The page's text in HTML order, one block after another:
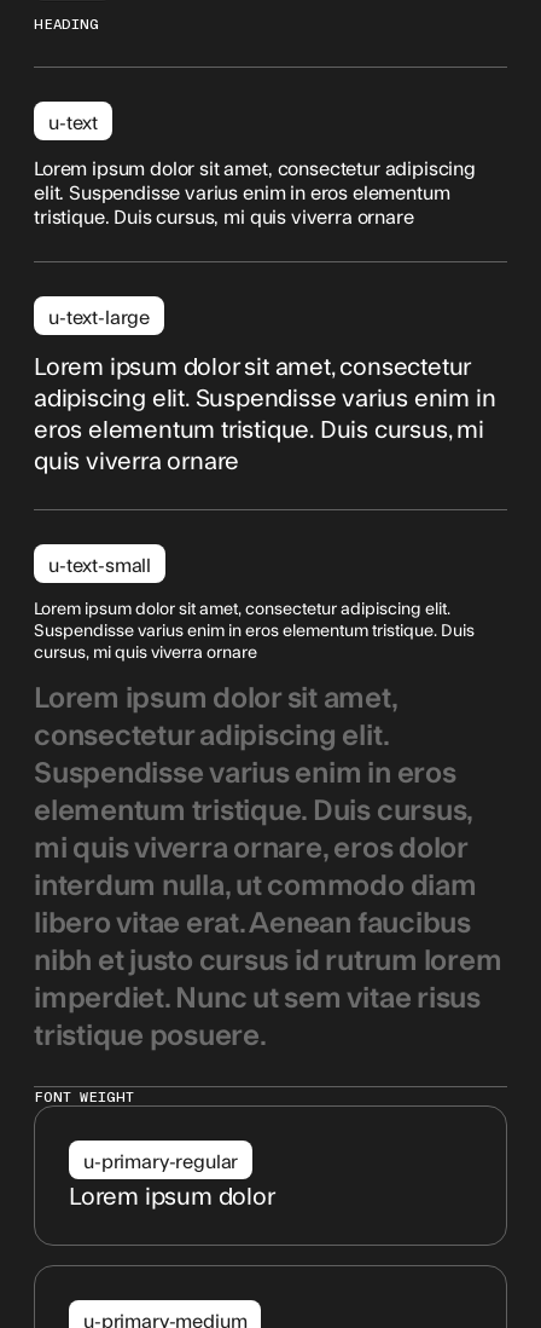
HEADING
u-text
Lorem ipsum dolor sit amet, consectetur adipiscing
elit. Suspendisse varius enim in eros elementum
tristique. Duis cursus, mi quis viverra ornare
u-text-large
Lorem ipsum dolor sit amet, consectetur
adipiscing elit. Suspendisse varius enim in
eros elementum tristique. Duis cursus, mi
quis viverra ornare
u-text-small
Lorem ipsum dolor sit amet, consectetur adipiscing elit.
Suspendisse varius enim in eros elementum tristique. Duis
cursus, mi quis viverra ornare
Lorem ipsum dolor sit amet,
consectetur adipiscing elit.
Suspendisse varius enim in eros
elementum tristique. Duis cursus,
mi quis viverra ornare, eros dolor
interdum nulla, ut commodo diam
libero vitae erat. Aenean faucibus
nibh et justo cursus id rutrum lorem
imperdiet. Nunc ut sem vitae risus
tristique posuere.
FONT WEIGHT
u-primary-regular
Lorem ipsum dolor
u-primary-medium